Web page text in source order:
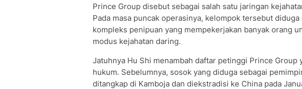
Prince Group disebut sebagai salah satu jaringan
Pada masa puncak operasinya, kelompok tersebut
kompleks penipuan yang mempekerjakan banyak orang
modus kejahatan daring.
Jatuhnya Hu Shi menambah daftar petinggi Prince Group
hukum. Sebelumnya, sosok yang diduga sebagai
ditangkap di Kamboja dan diekstradisi ke China pada